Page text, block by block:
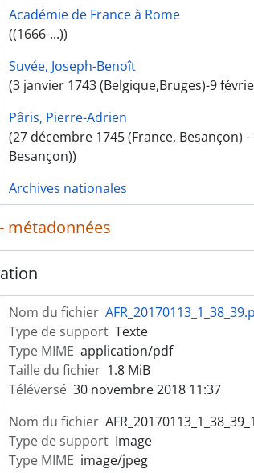
Académie de France à Rome
((1666-...))
Suvée, Joseph-Benoît
(3 janvier 1743 (Belgique,Bruges)-9
Pâris, Pierre-Adrien
(27 décembre 1745 (France, Besançon)
Besançon))
Archives nationales
métadonnées
Nom du fichier
Type de support Texte
Type MIME application/pdf
Taille du fichier 1.8 MiB
Téléversé 30 novembre 2018 11:37
Nom du fichier
Type de support Image
Type MIME image/jpeg